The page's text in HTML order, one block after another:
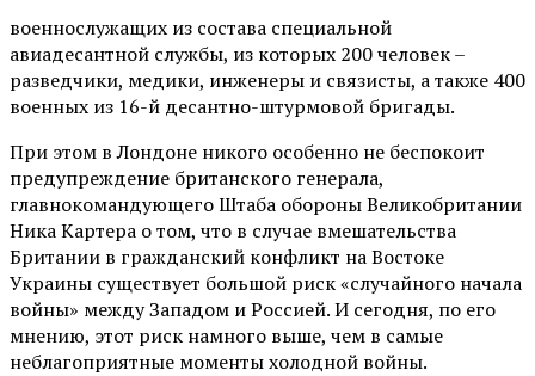
военнослужащих из состава специальной
авиадесантной службы, из которых 200 человек –
разведчики, медики, инженеры и связисты, а также 400
военных из 16-й десантно-штурмовой бригады.
При этом в Лондоне никого особенно не беспокоит
предупреждение британского генерала,
главнокомандующего Штаба обороны Великобритании
Ника Картера о том, что в случае вмешательства
Британии в гражданский конфликт на Востоке
Украины существует большой риск «случайного начала
войны» между Западом и Россией. И сегодня, по его
мнению, этот риск намного выше, чем в самые
неблагоприятные моменты холодной войны.